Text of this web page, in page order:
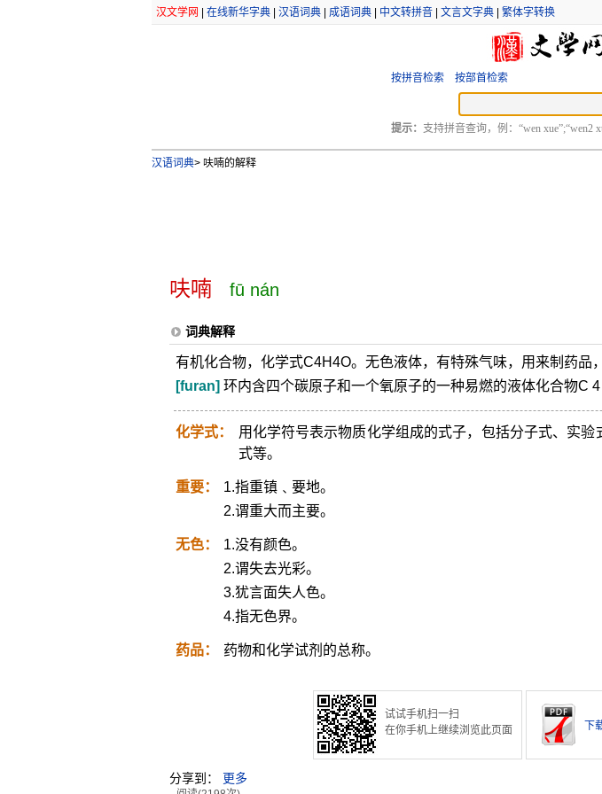
汉文学网 在线新华字典| 汉语词典| 成语词典| 中文转拼音| 文言文字典| 繁体字转换
按拼音检索 按部首检索
提示： 支持拼音查询，例：“wen xue”;“wen2
汉语词典>呋喃的解释
呋喃 fū nán
词典解释
有机化合物，化学式C4H4O。无色液体，有特殊气味，用来制药品
[furan] 环内含四个碳原子和一个氧原子的一种易燃的液体化合物C
化学式：
用化学符号表示物质化学组成的式子，包括分子式、实
式等。
重要：
1.指重镇﹑要地。
2.谓重大而主要。
无色：
1.没有颜色。
2.谓失去光彩。
3.犹言面失人色。
4.指无色界。
药品： 药物和化学试剂的总称。
试试手机扫一扫
在你手机上继续浏览此页面
下
分享到： 更多